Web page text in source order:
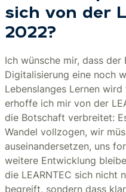
sich von der
2022?
Ich wünsche mir, dass
Digitalisierung eine noch
Lebenslanges Lernen
erhoffe ich mir von der
die Botschaft verbreitet:
Wandel vollzogen, wir
auseinandersetzen, uns
weitere Entwicklung
die LEARNTEC sich nicht
begreift, sondern dass